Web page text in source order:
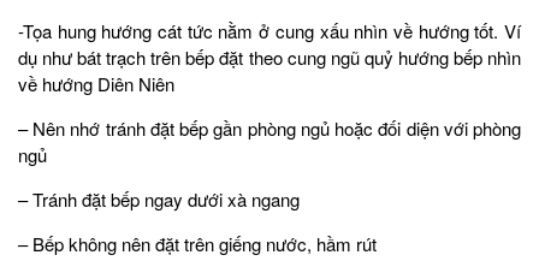
-Tọa hung hướng cát tức nằm ở cung xấu nhìn về hướng tốt. Ví
dụ như bát trạch trên bếp đặt theo cung ngũ quỷ hướng bếp nhìn
về hướng Diên Niên
– Nên nhớ tránh đặt bếp gần phòng ngủ hoặc đối diện với phòng
ngủ
– Tránh đặt bếp ngay dưới xà ngang
– Bếp không nên đặt trên giếng nước, hầm rút